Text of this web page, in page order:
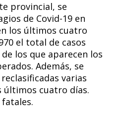
provincial, se
de Covid-19 en
los últimos cuatro
el total de casos
los que aparecen los
Además, se
varias
últimos cuatro días.